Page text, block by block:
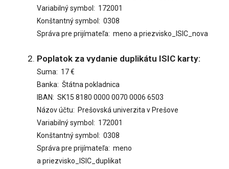
Variabilný symbol: 172001
Konštantný symbol: 0308
Správa pre prijímateľa: meno a priezvisko_ISIC_nova
Poplatok za vydanie duplikátu ISIC karty:
Suma: 17 €
Banka: Štátna pokladnica
IBAN: SK15 8180 0000 0070 0006 6503
Názov účtu: Prešovská univerzita v Prešove
Variabilný symbol: 172001
Konštantný symbol: 0308
Správa pre prijímateľa: meno
a priezvisko_ISIC_duplikat